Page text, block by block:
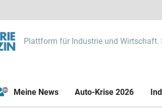
Plattform für Industrie und Wirtschaft.
Meine News Auto-Krise 2026